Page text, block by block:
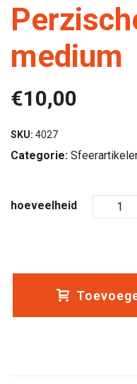
medium
€10,00
SKU: 4027
Categorie:
hoeveelheid